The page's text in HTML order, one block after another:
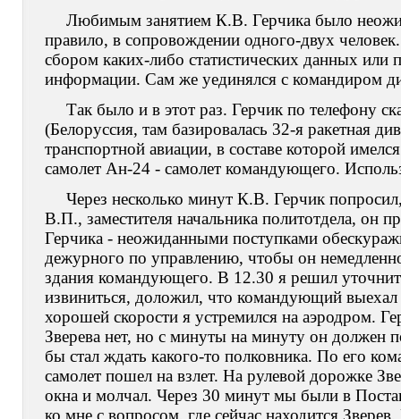
Любимым занятием К.В. Герчика было
правило, в сопровождении одного-двух
сбором каких-либо статистических данных или
информации. Сам же уединялся с командиром
Так было и в этот раз. Герчик по телефону
(Белоруссия, там базировалась 32-я ракетная
транспортной авиации, в составе которой
самолет Ан-24 - самолет командующего.
Через несколько минут К.В. Герчик
В.П., заместителя начальника политотдела, он
Герчика - неожиданными поступками
дежурного по управлению, чтобы он
здания командующего. В 12.30 я решил
извиниться, доложил, что командующий
хорошей скорости я устремился на аэродром.
Зверева нет, но с минуты на минуту он
бы стал ждать какого-то полковника. По его
самолет пошел на взлет. На рулевой дорожке
окна и молчал. Через 30 минут мы были в
ко мне с вопросом, где сейчас находится